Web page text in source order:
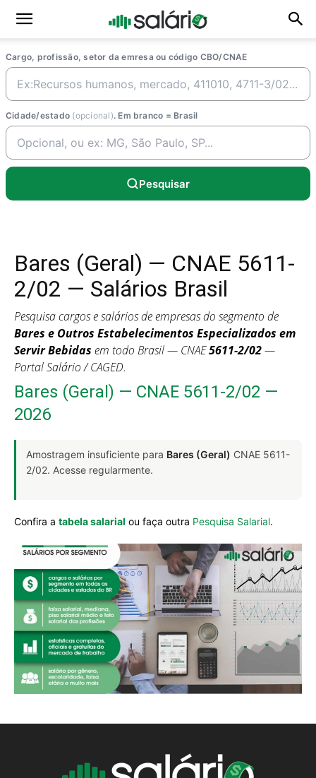
Cargo, profissão, setor da emresa ou código CBO/CNAE
Cidade/estado (opcional). Em branco = Brasil
Pesquisar
Bares (Geral) — CNAE 5611-
2/02 — Salários Brasil
Pesquisa cargos e salários de empresas do segmento de
Bares e Outros Estabelecimentos Especializados em
Servir Bebidas em todo Brasil — CNAE5611-2/02—
Portal Salário / CAGED.
Bares (Geral) — CNAE 5611-2/02 —
2026
Amostragem insuficiente para Bares (Geral) CNAE 5611-
2/02. Acesse regularmente.
Confira a tabela salarial ou faça outra Pesquisa Salarial.